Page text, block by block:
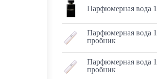
Парфюмерная вода
Парфюмерная вода
пробник
Парфюмерная вода
пробник